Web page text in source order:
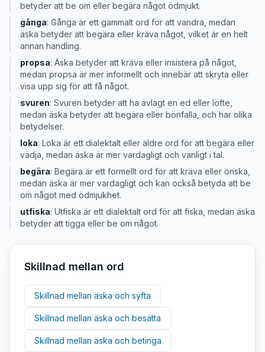
betyder att be om eller begära något ödmjukt.
gånga: Gånga är ett gammalt ord för att vandra, medan
äska betyder att begära eller kräva något, vilket är en helt
annan handling.
propsa: Äska betyder att kräva eller insistera på något,
medan propsa är mer informellt och innebär att skryta eller
visa upp sig för att få något.
svuren: Svuren betyder att ha avlagt en ed eller löfte,
medan äska betyder att begära eller bönfalla, och har olika
betydelser.
loka: Loka är ett dialektalt eller äldre ord för att begära eller
vädja, medan äska är mer vardagligt och vanligt i tal.
begära: Begära är ett formellt ord för att kräva eller önska,
medan äska är mer vardagligt och kan också betyda att be
om något med ödmjukhet.
utfiska: Utfiska är ett dialektalt ord för att fiska, medan äska
betyder att tigga eller be om något.
Skillnad mellan ord
Skillnad mellan äska och syfta
Skillnad mellan äska och besätta
Skillnad mellan äska och betinga